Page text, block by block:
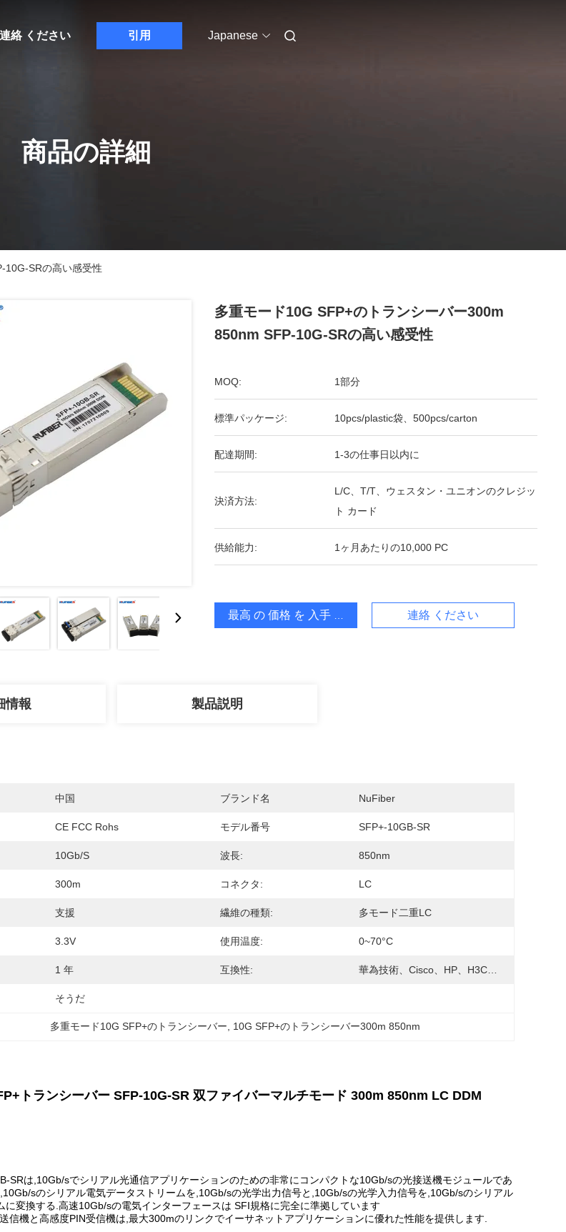
連絡 ください 引用 Japanese
商品の詳細
10G-SRの高い感受性
多重モード10G SFP+のトランシーバー300m
850nm SFP-10G-SRの高い感受性
MOQ: 1部分
標準パッケージ: 10pcs/plastic袋、500pcs/carton
配達期間: 1-3の仕事日以内に
決済方法:
L/C、T/T、ウェスタン・ユニオンのクレジッ
ト カード
供給能力: 1ヶ月あたりの10,000 PC
最高 の 価格 を 入手 する 連絡 ください
情報 製品説明
中国 ブランド名 NuFiber
CE FCC Rohs モデル番号 SFP+-10GB-SR
10Gb/s 波長: 850nm
300m コネクタ: LC
支援 繊維の種類: 多モード二重LC
3.3V 使用温度: 0~70°C
1 年 互換性: 華為技術、Cisco、HP、H3C…
そうだ
多重モード10G SFP+のトランシーバー 10G SFP+のトランシーバー300m 850nm
トランシーバー SFP-10G-SR 双ファイバーマルチモード 300m 850nm LC DDM
SRは,10Gb/sでシリアル光通信アプリケーションのための非常にコンパクトな10Gb/sの光接送機モジュールであ
sのシリアル電気データストリームを,10Gb/sの光学出力信号と,10Gb/sの光学入力信号を,10Gb/sのシリアル
に変換する.高速10Gb/sの電気インターフェースは SFI規格に完全に準拠しています
信機と高感度PIN受信機は,最大300mのリンクでイーサネットアプリケーションに優れた性能を提供します.